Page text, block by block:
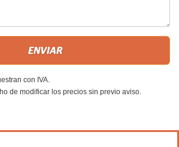
con IVA.
de modificar los precios sin previo aviso.